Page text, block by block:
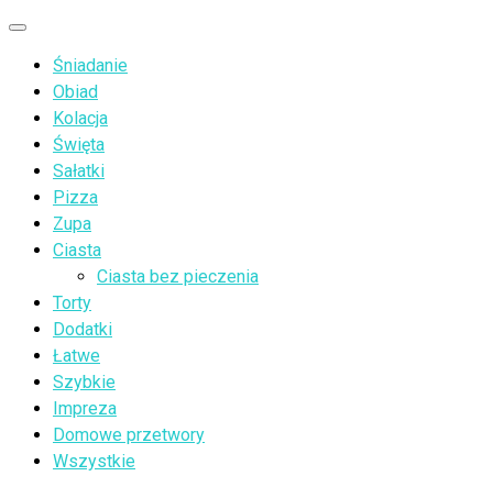
Przejdź
treści
Menu
Śniadanie
Obiad
Kolacja
Święta
Sałatki
Pizza
Zupa
Ciasta
Ciasta bez pieczenia
Torty
Dodatki
Łatwe
Szybkie
Impreza
Domowe przetwory
Wszystkie